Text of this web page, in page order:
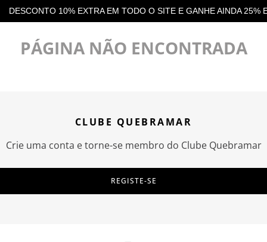
AINDA 25% EM CASHBACK EM TODAS AS COMPRAS
PÁGINA NÃO ENCONTRADA
CLUBE QUEBRAMAR
Crie uma conta e torne-se membro do Clube Quebramar
REGISTE-SE